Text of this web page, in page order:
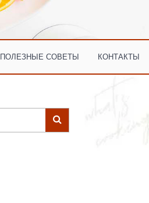
ПОЛЕЗНЫЕ СОВЕТЫ КОНТАКТЫ